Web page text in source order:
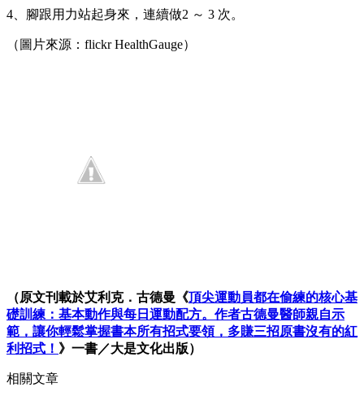
4、腳跟用力站起身來，連續做2 ～ 3 次。
（圖片來源：flickr HealthGauge）
（原文刊載於艾利克．古德曼《頂尖運動員都在偷練的核心基
礎訓練：基本動作與每日運動配方。作者古德曼醫師親自示
範，讓你輕鬆掌握書本所有招式要領，多賺三招原書沒有的紅
利招式！ 》一書／大是文化出版）
相關文章